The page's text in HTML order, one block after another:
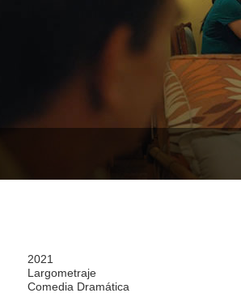
2021
Largometraje
Comedia Dramática